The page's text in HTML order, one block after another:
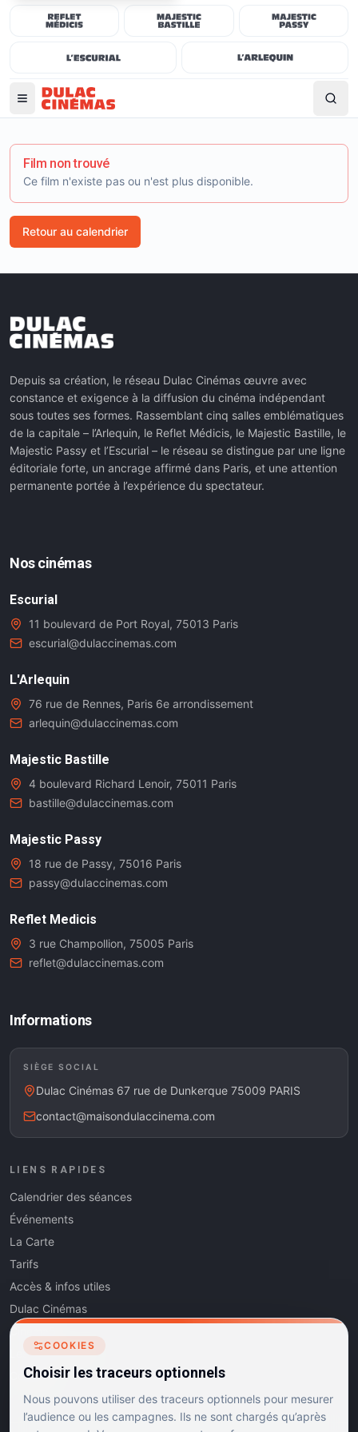
Film non trouvé
Ce film n'existe pas ou n'est plus disponible.
Retour au calendrier
Depuis sa création, le réseau Dulac Cinémas œuvre avec
constance et exigence à la diffusion du cinéma indépendant
sous toutes ses formes. Rassemblant cinq salles emblématiques
de la capitale – l’Arlequin, le Reflet Médicis, le Majestic Bastille, le
Majestic Passy et l’Escurial – le réseau se distingue par une ligne
éditoriale forte, un ancrage affirmé dans Paris, et une attention
permanente portée à l’expérience du spectateur.
Nos cinémas
Escurial
11 boulevard de Port Royal, 75013 Paris
escurial@dulaccinemas.com
L'Arlequin
76 rue de Rennes, Paris 6e arrondissement
arlequin@dulaccinemas.com
Majestic Bastille
4 boulevard Richard Lenoir, 75011 Paris
bastille@dulaccinemas.com
Majestic Passy
18 rue de Passy, 75016 Paris
passy@dulaccinemas.com
Reflet Medicis
3 rue Champollion, 75005 Paris
reflet@dulaccinemas.com
Informations
SIÈGE SOCIAL
Dulac Cinémas 67 rue de Dunkerque 75009 PARIS
contact@maisondulaccinema.com
LIENS RAPIDES
Calendrier des séances
Événements
La Carte
Tarifs
Accès & infos utiles
Dulac Cinémas
Cinéma5
Les Dits de l'Art
Contact
COOKIES
Choisir les traceurs optionnels
Nous pouvons utiliser des traceurs optionnels pour mesurer
l’audience ou les campagnes. Ils ne sont chargés qu’après